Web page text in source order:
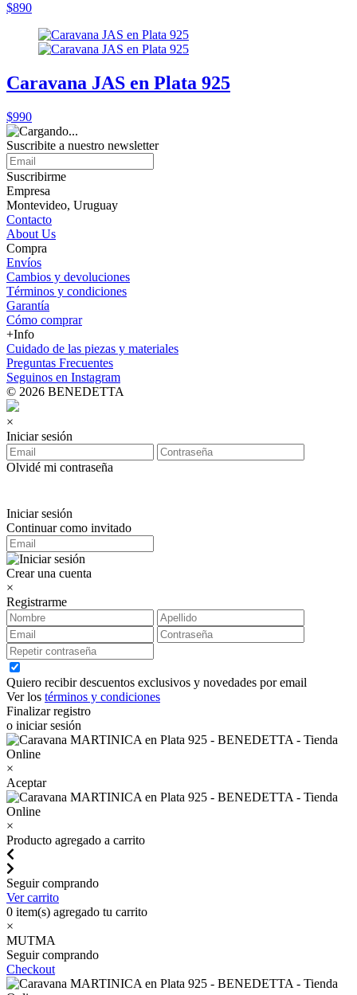
$890
Caravana JAS en Plata 925
$990
Suscribite a nuestro newsletter
Suscribirme
Empresa
Montevideo, Uruguay
Contacto
About Us
Compra
Envíos
Cambios y devoluciones
Términos y condiciones
Garantía
Cómo comprar
+Info
Cuidado de las piezas y materiales
Preguntas Frecuentes
Seguinos en Instagram
© 2026 BENEDETTA
×
Iniciar sesión
Olvidé mi contraseña
Iniciar sesión
Continuar como invitado
Crear una cuenta
×
Registrarme
Quiero recibir descuentos exclusivos y novedades por email
Ver los términos y condiciones
Finalizar registro
o iniciar sesión
×
Aceptar
×
Producto agregado a carrito
Seguir comprando
Ver carrito
0 item(s) agregado tu carrito
×
MUTMA
Seguir comprando
Checkout